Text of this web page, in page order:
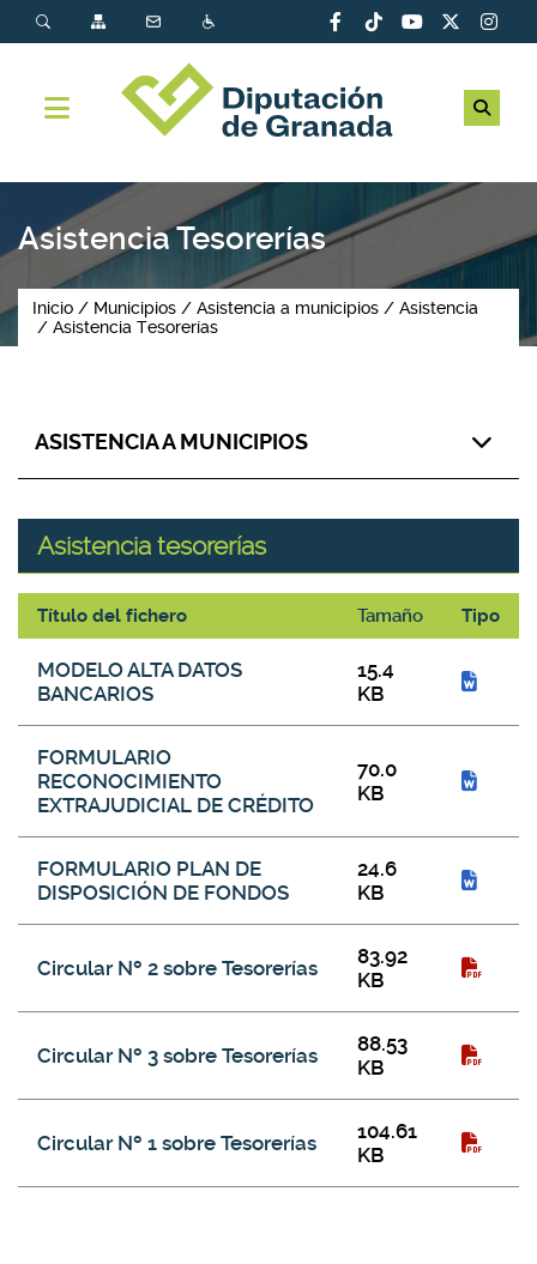
Asistencia Tesorerías
Inicio Municipios Asistencia a municipios
Asistencia
Asistencia Tesorerías
ASISTENCIA A MUNICIPIOS
Asistencia tesorerías
Título del fichero Tamaño Tipo
MODELO ALTA DATOS
BANCARIOS
15.4
KB
FORMULARIO
RECONOCIMIENTO
EXTRAJUDICIAL DE CRÉDITO
70.0
KB
FORMULARIO PLAN DE
DISPOSICIÓN DE FONDOS
24.6
KB
Circular Nº 2 sobre Tesorerías
83.92
KB
Circular Nº 3 sobre Tesorerías
88.53
KB
Circular Nº 1 sobre Tesorerías
104.61
KB